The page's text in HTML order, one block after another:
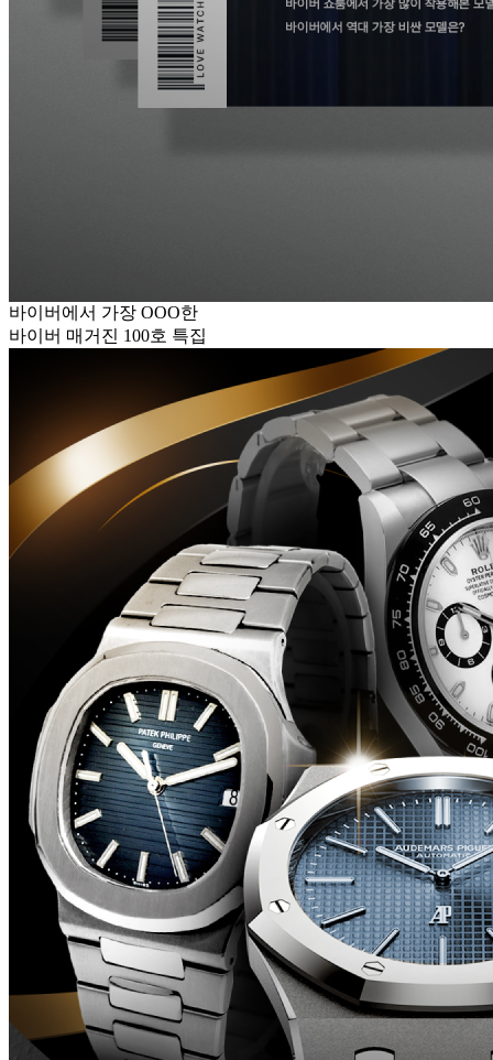
바이버에서 가장 OOO한
바이버 매거진 100호 특집